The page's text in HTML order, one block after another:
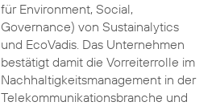
für Environment, Social,
Governance) von Sustainalytics
und EcoVadis. Das Unternehmen
bestätigt damit die Vorreiterrolle im
Nachhaltigkeitsmanagement in der
Telekommunikationsbranche und